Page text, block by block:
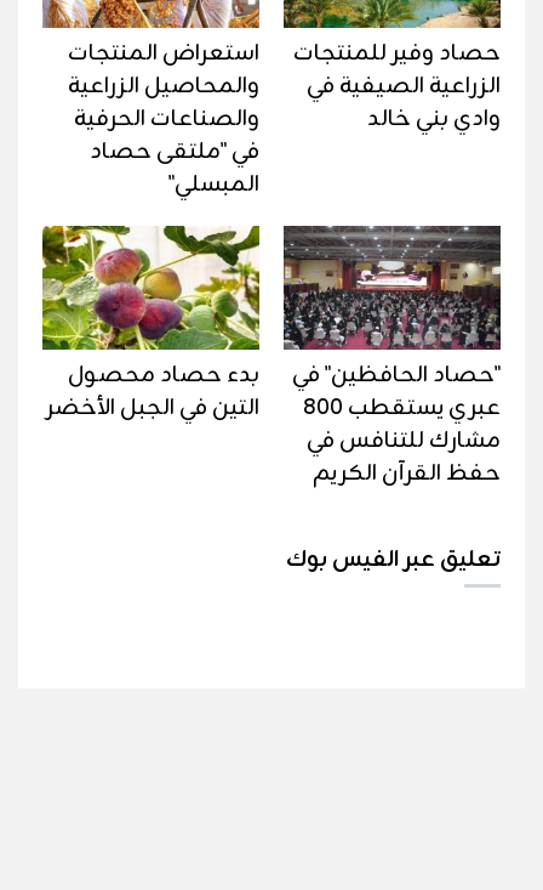
حصاد وفير للمنتجات
الزراعية الصيفية في
وادي بني خالد
استعراض المنتجات
والمحاصيل الزراعية
والصناعات الحرفية
في "ملتقى حصاد
المبسلي"
"حصاد الحافظين" في
عبري يستقطب 800
مشارك للتنافس في
حفظ القرآن الكريم
بدء حصاد محصول
التين في الجبل الأخضر
تعليق عبر الفيس بوك